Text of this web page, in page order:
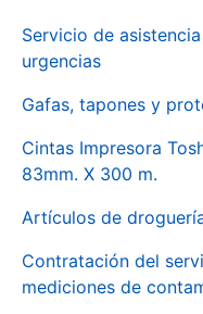
Servicio de
urgencias
Gafas, tapones y
Cintas Impresora
83mm. X 300 m.
Artículos de
Contratación del
mediciones de